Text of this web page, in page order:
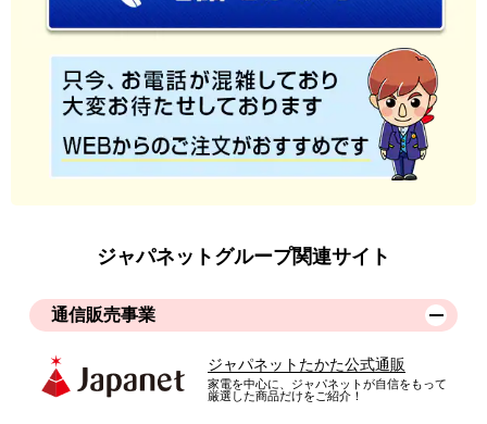
ジャパネットグループ関連サイト
通信販売事業
ジャパネットたかた公式通販
家電を中心に、ジャパネットが自信をもって
厳選した商品だけをご紹介！